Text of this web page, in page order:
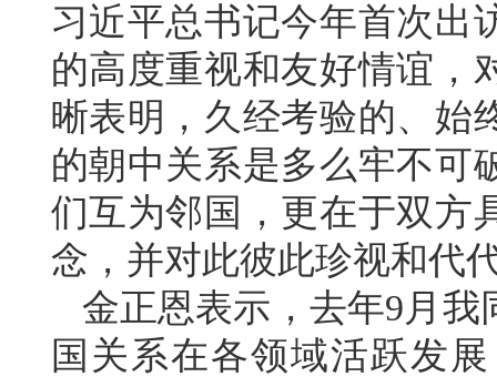
习近平总书记今年首次出
的高度重视和友好情谊，
晰表明，久经考验的、始
的朝中关系是多么牢不可
们互为邻国，更在于双方
念，并对此彼此珍视和代
金正恩表示，去年9月
国关系在各领域活跃发